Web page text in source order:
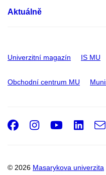
Aktuálně
Univerzitní magazín IS MU
Obchodní centrum MU
© 2026 Masarykova univerzita
Facebook